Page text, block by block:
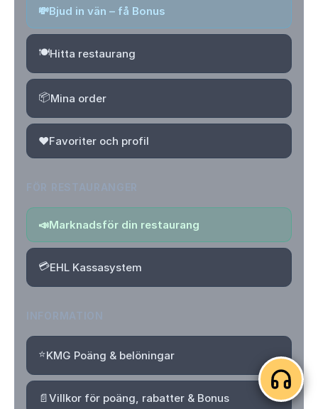
💸Bjud in vän – få Bonus
🍽️Hitta restaurang
📦Mina order
❤️Favoriter och profil
📣Marknadsför din restaurang
💳EHL Kassasystem
⭐KMG Poäng & belöningar
📄Villkor för poäng, rabatter & Bonus